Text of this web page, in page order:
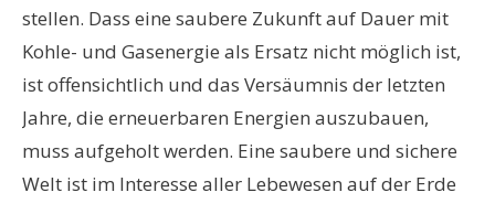
stellen. Dass eine saubere Zukunft auf Dauer mit
Kohle- und Gasenergie als Ersatz nicht möglich ist,
ist offensichtlich und das Versäumnis der letzten
Jahre, die erneuerbaren Energien auszubauen,
muss aufgeholt werden. Eine saubere und sichere
Welt ist im Interesse aller Lebewesen auf der Erde